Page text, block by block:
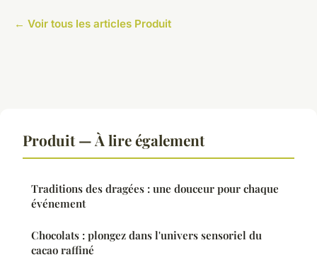
← Voir tous les articles Produit
Produit — À lire également
Traditions des dragées : une douceur pour chaque
événement
Chocolats : plongez dans l'univers sensoriel du
cacao raffiné